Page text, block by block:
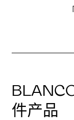
件产品